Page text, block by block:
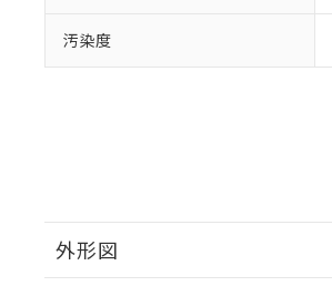
汚染度
外形図